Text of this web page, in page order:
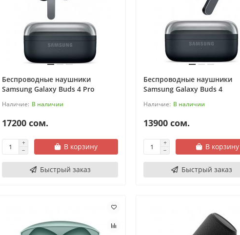
Беспроводные наушники
Samsung Galaxy Buds 4 Pro
В наличии
17200 сом.
В корзину
Быстрый заказ
Беспроводные наушники
Samsung Galaxy Buds 4
В наличии
13900 сом.
В корзину
Быстрый заказ